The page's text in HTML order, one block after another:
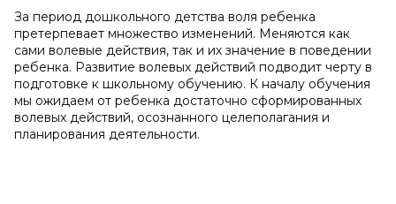
За период дошкольного детства воля ребенка
претерпевает множество изменений. Меняются как
сами волевые действия, так и их значение в поведении
ребенка. Развитие волевых действий подводит черту в
подготовке к школьному обучению. К началу обучения
мы ожидаем от ребенка достаточно сформированных
волевых действий, осознанного целеполагания и
планирования деятельности.